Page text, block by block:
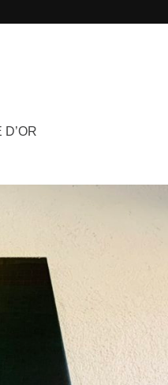
D’OR
SAINTE-MAXIME